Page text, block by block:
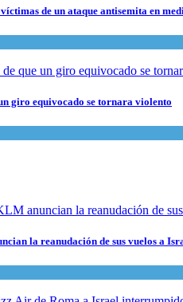
de un ataque antisemita en
giro equivocado se tornara violento
la reanudación de sus vuelos a